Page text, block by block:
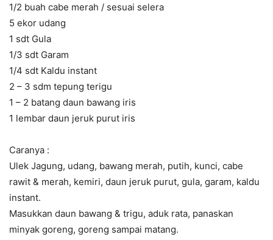
1/2 buah cabe merah / sesuai selera
5 ekor udang
1 sdt Gula
1/3 sdt Garam
1/4 sdt Kaldu instant
2 – 3 sdm tepung terigu
1 – 2 batang daun bawang iris
1 lembar daun jeruk purut iris
Caranya :
Ulek Jagung, udang, bawang merah, putih, kunci, cabe
rawit & merah, kemiri, daun jeruk purut, gula, garam, kaldu
instant.
Masukkan daun bawang & trigu, aduk rata, panaskan
minyak goreng, goreng sampai matang.